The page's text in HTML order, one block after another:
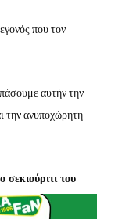
που τον
αυτήν την
την ανυποχώρητη
του